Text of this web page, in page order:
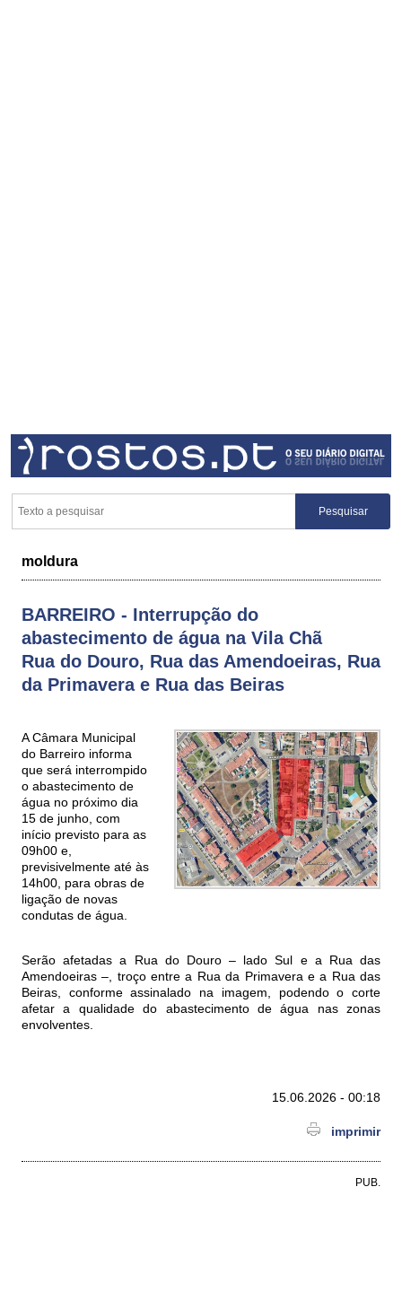
moldura
BARREIRO - Interrupção do
abastecimento de água na Vila Chã
Rua do Douro, Rua das Amendoeiras, Rua
da Primavera e Rua das Beiras
A Câmara Municipal
do Barreiro informa
que será interrompido
o abastecimento de
água no próximo dia
15 de junho, com
início previsto para as
09h00 e,
previsivelmente até às
14h00, para obras de
ligação de novas
condutas de água.
Serão afetadas a Rua do Douro – lado Sul e a Rua das
Amendoeiras –, troço entre a Rua da Primavera e a Rua das
Beiras, conforme assinalado na imagem, podendo o corte
afetar a qualidade do abastecimento de água nas zonas
envolventes.
15.06.2026 - 00:18
imprimir
PUB.